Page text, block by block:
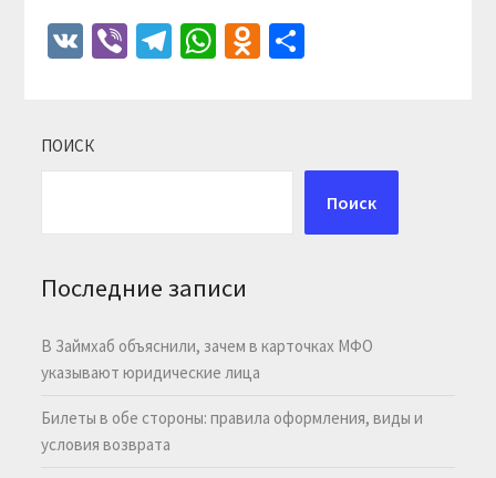
VKViberTelegram
WhatsApp
Odnoklassniki
Отправить
ПОИСК
Поиск
Последние записи
В Займхаб объяснили, зачем в карточках МФО
указывают юридические лица
Билеты в обе стороны: правила оформления, виды и
условия возврата